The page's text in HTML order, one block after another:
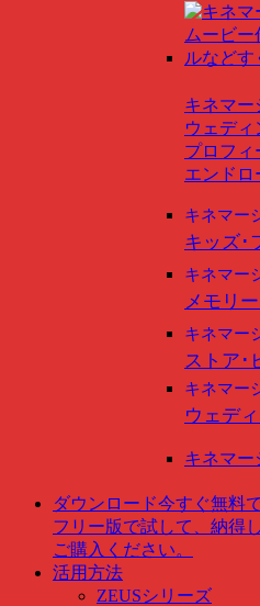
キネマー
ウェディ
プロフィ
エンドロ
キネマー
キッズ･
キネマー
メモリ
キネマー
ストア･
キネマー
ウェデ
キネマー
ダウンロード今すぐ無料
フリー版で試して、納得
ご購入ください。
活用方法
ZEUSシリーズ